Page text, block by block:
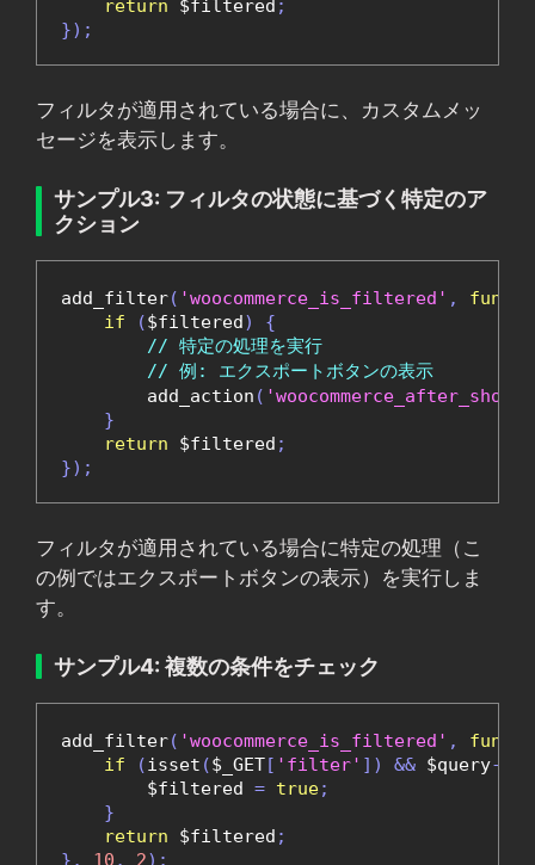
return $filtered ;
});
フィルタが適用されている場合に、カスタムメッ
セージを表示します。
サンプル3: フィルタの状態に基づく特定のア
クション
add_filter( 'woocommerce_is_filtered' ,
if
($filtered)
{
// 特定の処理を実行
// 例: エクスポートボタンの表示
        add_action
(
}
return $filtered ;
});
フィルタが適用されている場合に特定の処理（こ
の例ではエクスポートボタンの表示）を実行しま
す。
サンプル4: 複数の条件をチェック
add_filter( 'woocommerce_is_filtered' ,
if
(isset ($_GET[ 'filter' ]) && $query->
        $filtered
= true;
}
return $filtered ;
},
10 , 2);